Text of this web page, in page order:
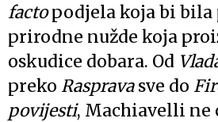
factopodjela koja bi bila
prirodne nužde koja
oskudice dobara. Od
preko Raspravasve do
povijesti, Machiavelli ne